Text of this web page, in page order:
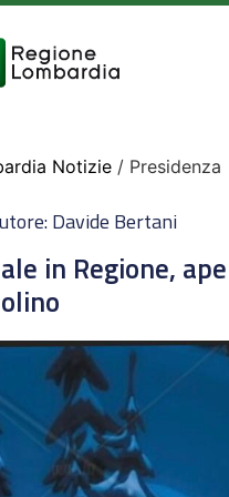
Notizie / Presidenza
Davide Bertani
in Regione,